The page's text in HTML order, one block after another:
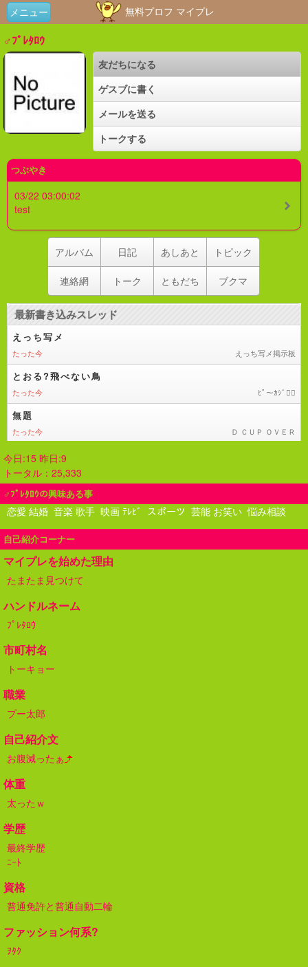
メニュー 無料プロフ マイプレ
♂ﾌﾟﾚﾀﾛｳ
友だちになる
ゲスブに書く
メールを送る
トークする
つぶやき
03/22 03:00:02
test
アルバム 日記 あしあと トピック
連絡網 トーク ともだち ブクマ
今日:15 昨日:9
トータル：25,333
♂ﾌﾟﾚﾀﾛｳの興味ある事
恋愛 結婚 音楽 歌手 映画 ﾃﾚﾋﾞ スポーツ 芸能 お笑い 悩み相談
自己紹介コーナー
マイプレを始めた理由
たまたま見つけて
ハンドルネーム
ﾌﾟﾚﾀﾛｳ
市町村名
トーキョー
職業
プー太郎
自己紹介文
お腹減ったぁ
体重
太ったｗ
学歴
最終学歴
ﾆｰﾄ
資格
普通免許と普通自動二輪
ファッション何系?
ｦﾀｸ